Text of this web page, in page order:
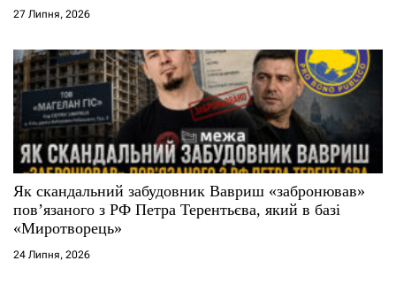
27 Липня, 2026
Як скандальний забудовник Вавриш «забронював»
повʼязаного з РФ Петра Терентьєва, який в базі
«Миротворець»
24 Липня, 2026